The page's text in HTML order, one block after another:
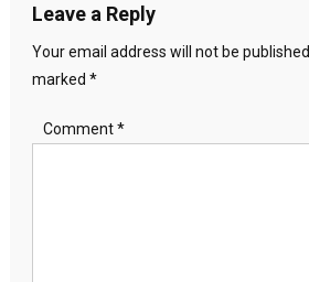
Leave a Reply
Your email address will not be published.
marked *
Comment*